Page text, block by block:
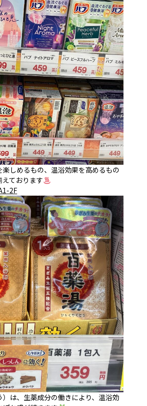
しめるもの、温浴効果を高めるもの
ております
2F
は、生薬成分の働きにより、温浴効